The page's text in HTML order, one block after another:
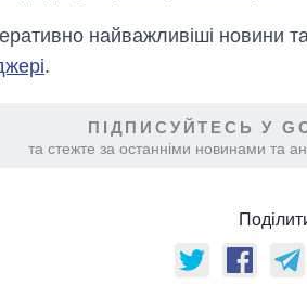
найважливіші новини
.
ПІДПИСУЙТЕСЬ У
та стежте за останніми новинами та